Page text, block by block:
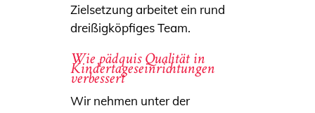
Zielsetzung arbeitet ein rund
dreißigköpfiges Team.
Wie pädquis Qualität in
Kindertageseinrichtungen
verbessert
Wir nehmen unter der